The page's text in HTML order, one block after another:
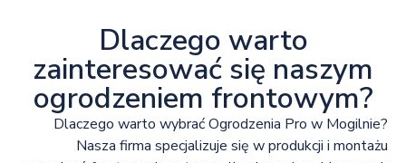
Dlaczego warto
zainteresować się naszym
ogrodzeniem frontowym?
Dlaczego warto wybrać Ogrodzenia Pro w Mogilnie?
Nasza firma specjalizuje się w produkcji i montażu